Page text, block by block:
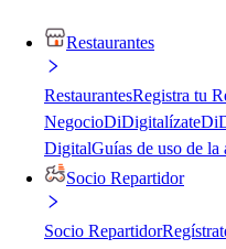
Restaurantes
RestaurantesRegistra tu
NegocioDiDigitalízate
DigitalGuías de uso de la
Socio Repartidor
Socio Repartidor